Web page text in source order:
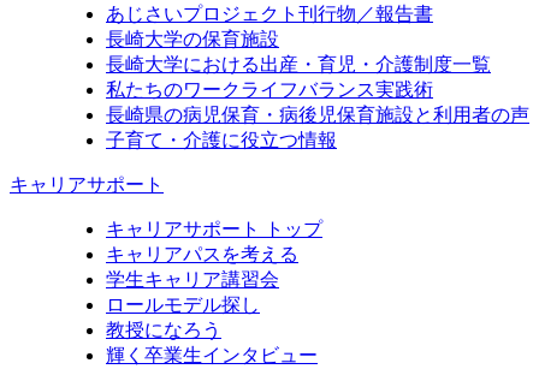
あじさいプロジェクト刊行物／報告書
長崎大学の保育施設
長崎大学における出産・育児・介護制度一覧
私たちのワークライフバランス実践術
長崎県の病児保育・病後児保育施設と利用者の声
子育て・介護に役立つ情報
キャリアサポート
キャリアサポート トップ
キャリアパスを考える
学生キャリア講習会
ロールモデル探し
教授になろう
輝く卒業生インタビュー